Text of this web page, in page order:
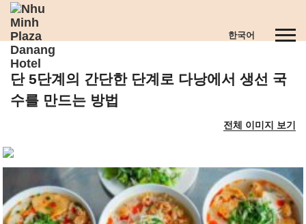
c
e
한국어
T
g
n
i
g
a
t
단 5단계의 간단한 단계로 다낭에서 생선 국
수를 만드는 방법
전체 이미지 보기